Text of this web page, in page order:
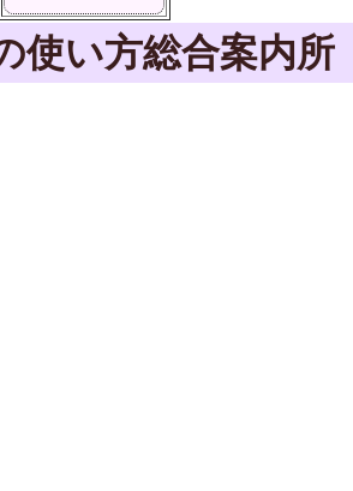
使い方総合案内所